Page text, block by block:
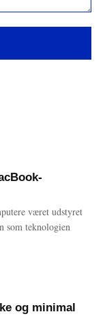
været udstyret
som teknologien
og minimal